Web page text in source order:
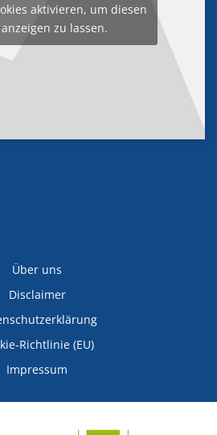
aktivieren, um diesen
zu lassen.
Über uns
Disclaimer
Richtlinie (EU)
Impressum